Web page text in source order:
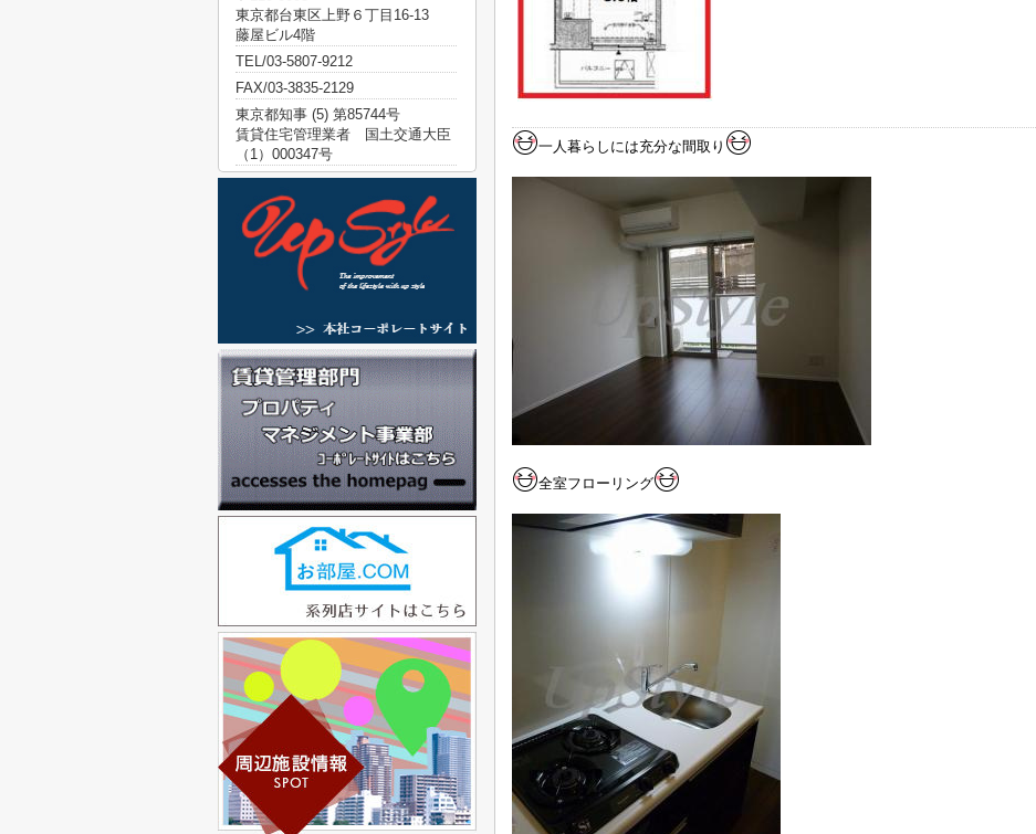
一人暮らしには充分な間取り
全室フローリング
東京都台東区上野６丁目16-13
藤屋ビル4階
TEL/03-5807-9212
FAX/03-3835-2129
東京都知事 (5) 第85744号
賃貸住宅管理業者 国土交通大臣
（1）000347号